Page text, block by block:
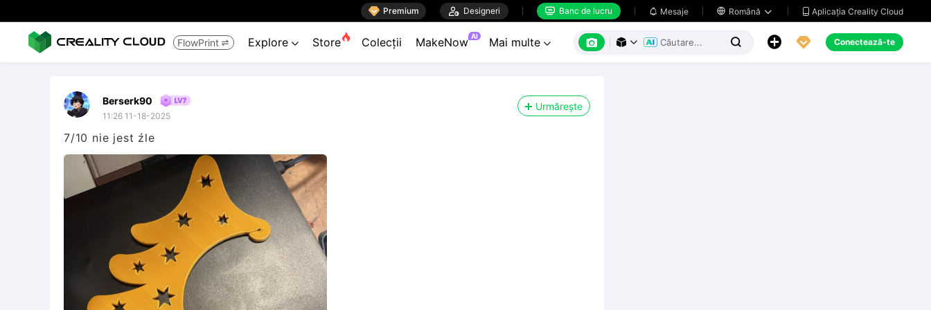
 Premium  Designeri  Banc de lucru  Mesaje  Română   Aplicația Creality Cloud
FlowPrint  Explore  Store Colecții MakeNow AI Mai multe        Conectează-te
Berserk90
11:26 11-18-2025
Urmărește
7/10 nie jest źle